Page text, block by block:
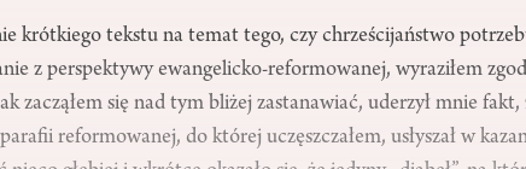
krótkiego tekstu na temat tego, czy chrześcijaństwo
z perspektywy ewangelicko-reformowanej, wyraziłem
zacząłem się nad tym bliżej zastanawiać, uderzył mnie
reformowanej, do której uczęszczałem, usłyszał w